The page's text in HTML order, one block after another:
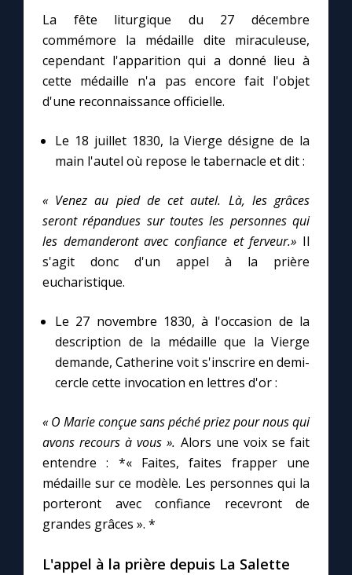
Une neuvaine
À la une
1000 Raisons de Croire
Chapelet pour le monde
Contact
Faire un don
Marie de Nazareth
La fête liturgique du 27 décembre
commémore la médaille dite miraculeuse,
cependant l'apparition qui a donné lieu à
cette médaille n'a pas encore fait l'objet
d'une reconnaissance officielle.
Le 18 juillet 1830, la Vierge désigne de la
main l'autel où repose le tabernacle et dit :
« Venez au pied de cet autel. Là, les grâces
seront répandues sur toutes les personnes qui
les demanderont avec confiance et ferveur.» Il
s'agit donc d'un appel à la prière
eucharistique.
Le 27 novembre 1830, à l'occasion de la
description de la médaille que la Vierge
demande, Catherine voit s'inscrire en demi-
cercle cette invocation en lettres d'or :
« O Marie conçue sans péché priez pour nous qui
avons recours à vous ». Alors une voix se fait
entendre : *« Faites, faites frapper une
médaille sur ce modèle. Les personnes qui la
porteront avec confiance recevront de
grandes grâces ». *
L'appel à la prière depuis La Salette